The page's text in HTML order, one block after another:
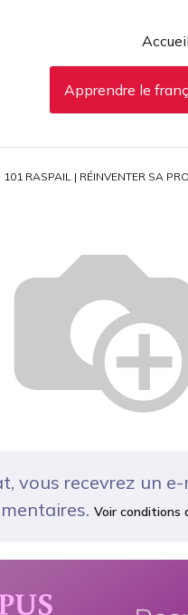
Accueil
Apprendre le
101 RASPAIL | RÉINVENTER SA
vous recevrez un
Voir conditions